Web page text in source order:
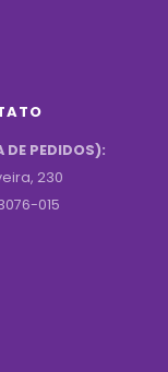
DE PEDIDOS):
230
015